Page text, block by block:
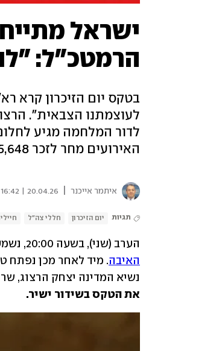
ישראל
הרמטכ"ל:
בטקס יום הזיכרון קרא
לעוצמתנו הצבאית".
לדור המלחמה מגיע
האירועים מחר לזכר 25,648 הנופלים וחללי פעולות האיבה
איתמר אייכנר 20.04.26 | 16:42
תגיות יום הזיכרון חללי צה"ל
הערב (שני), בשעה 20:00, נשמעה ברחבי הארץ צפירה בת דקה לזכר 25,648
האיבה
נשיא המדינה יצחק הרצוג,
את הטקס בשידור ישיר.